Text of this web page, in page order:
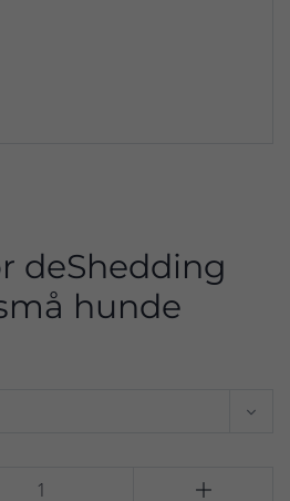
deShedding
hunde
